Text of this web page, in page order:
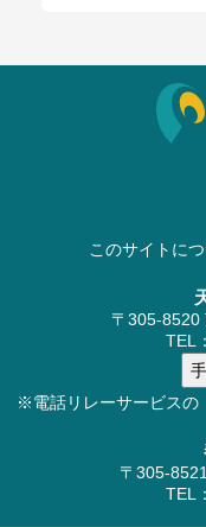
このサイトに
〒305-8520
TEL
※電話リレーサービスの
〒305-
TEL